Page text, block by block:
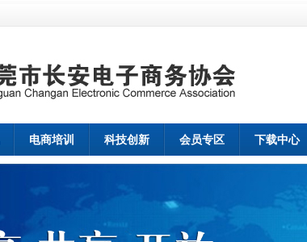
电商培训 科技创新 会员专区 下载中心